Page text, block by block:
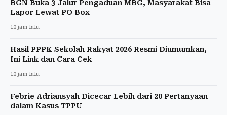
BGN Buka 3 Jalur Pengaduan MBG, Masyarakat Bisa
Lapor Lewat PO Box
12 jam lalu
Hasil PPPK Sekolah Rakyat 2026 Resmi Diumumkan,
Ini Link dan Cara Cek
12 jam lalu
Febrie Adriansyah Dicecar Lebih dari 20 Pertanyaan
dalam Kasus TPPU